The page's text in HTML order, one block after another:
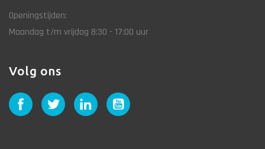
Openingstijden:
Maandag t/m vrijdag 8:30 - 17:00 uur
Volg ons